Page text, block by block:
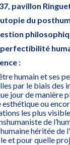
pavillon
du
perfectibilité
:
humain et ses
par le biais
jour de manière
ou
les plus
de
héritée de
et pour quelle